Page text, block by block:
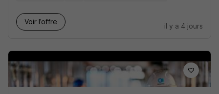
Voir l’offre
il y a 4 jours